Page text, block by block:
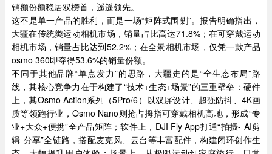
销额份额稳居双榜首，遥遥领先。
这不是单一产品的胜利，而是一场“矩阵式围剿”。报告明确指出，
大疆在传统类运动相机市场，销量占比高达71.8%；在可穿戴运动
相机市场，销量占比达到52.2%；在全景相机市场，仅凭一款产品
osmo 360即夺得53.6%的销量份额。
不同于其他品牌“单点发力”的思路，大疆走的是“全生态布局”路
线，其核心竞争力在于构建了“技术+生态+场景”的三重壁垒：硬件
上，其Osmo Action系列（5Pro/6）以双屏设计、超强防抖、4K画
质等领跑行业，Osmo Nano则抢占拇指可穿戴相机高地，形成“专
业+大众+便携”全产品矩阵；软件上，DJI Fly App打通“拍摄- AI剪
辑-分享”全链路，搭配麦克风、云台等丰富配件，构建闭环创作生